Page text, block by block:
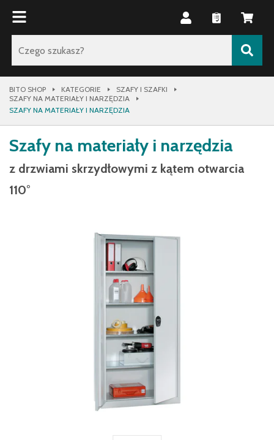
BITO SHOP KATEGORIE
SZAFY I SZAFKI
SZAFY NA MATERIAŁY I NARZĘDZIA
SZAFY NA MATERIAŁY I NARZĘDZIA
Szafy na materiały i narzędzia
z drzwiami skrzydłowymi z kątem otwarcia
110°